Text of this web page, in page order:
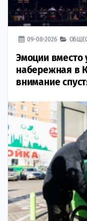
09-08-2026
Эмоции вместо
набережная в
внимание